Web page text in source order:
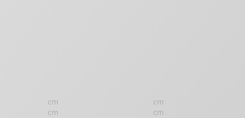
cm
cm
cm
cm